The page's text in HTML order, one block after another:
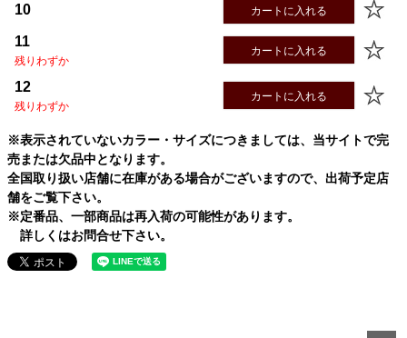
10 カートに入れる
11
残りわずか
カートに入れる
12
残りわずか
カートに入れる
※表示されていないカラー・サイズにつきましては、当サイトで完
売または欠品中となります。
全国取り扱い店舗に在庫がある場合がございますので、出荷予定店
舗をご覧下さい。
※定番品、一部商品は再入荷の可能性があります。
詳しくはお問合せ下さい。